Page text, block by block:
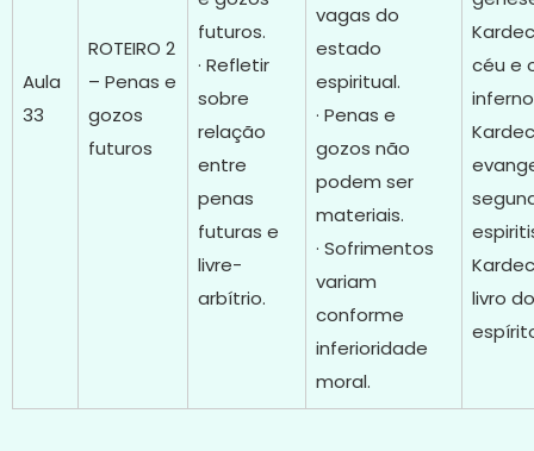
Aula
33
ROTEIRO 2
– Penas e
gozos
futuros
futuros.
· Refletir
sobre
relação
entre
penas
futuras e
livre-
arbítrio.
vagas do
estado
espiritual.
· Penas e
gozos não
podem ser
materiais.
· Sofrimentos
variam
conforme
inferioridade
moral.
céu e
livro